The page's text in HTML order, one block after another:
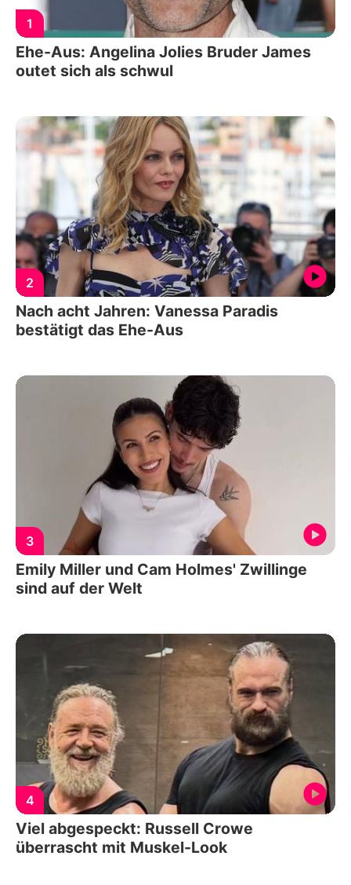
1
Ehe-Aus: Angelina Jolies Bruder James
outet sich als schwul
2
Nach acht Jahren: Vanessa Paradis
bestätigt das Ehe-Aus
3
Emily Miller und Cam Holmes' Zwillinge
sind auf der Welt
4
Viel abgespeckt: Russell Crowe
überrascht mit Muskel-Look